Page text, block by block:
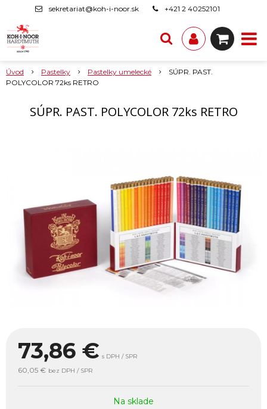
sekretariat@koh-i-noor.sk +421 2 40252101
Úvod Pastelky Pastelky umelecké
SÚPR. PAST.
POLYCOLOR 72ks RETRO
SÚPR. PAST. POLYCOLOR 72ks RETRO
73,86 € s DPH / SPR
60,05 € bez DPH / SPR
Na sklade